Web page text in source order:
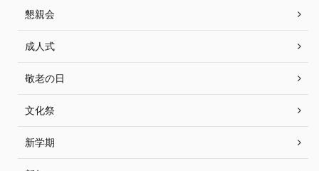
懇親会
成人式
敬老の日
文化祭
新学期